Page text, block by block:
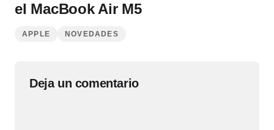
el MacBook Air M5
APPLE NOVEDADES
Deja un comentario